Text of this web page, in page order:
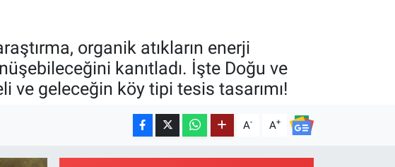
organik atıkların enerji
kanıtladı. İşte Doğu ve
ve geleceğin köy tipi tesis tasarımı!
A- A+